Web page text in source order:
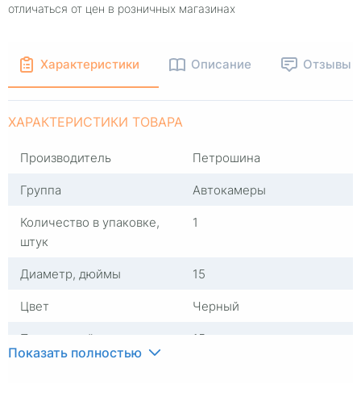
отличаться от цен в розничных магазинах
Характеристики Описание Отзывы
ХАРАКТЕРИСТИКИ ТОВАРА
Производитель
Петрошина
Группа
Автокамеры
Количество в упаковке,
штук
1
Диаметр, дюймы
15
Цвет
Черный
Посадочный диаметр
15
Показать полностью